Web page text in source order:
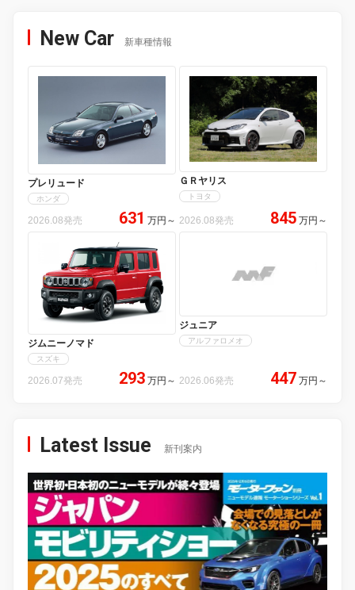
New Car 新車種情報
プレリュード
ホンダ
2026.08発売 631 万円 ～
ＧＲヤリス
トヨタ
2026.08発売 845 万円 ～
ジムニーノマド
スズキ
2026.07発売 293 万円 ～
ジュニア
アルファロメオ
2026.06発売 447 万円 ～
Latest Issue 新刊案内